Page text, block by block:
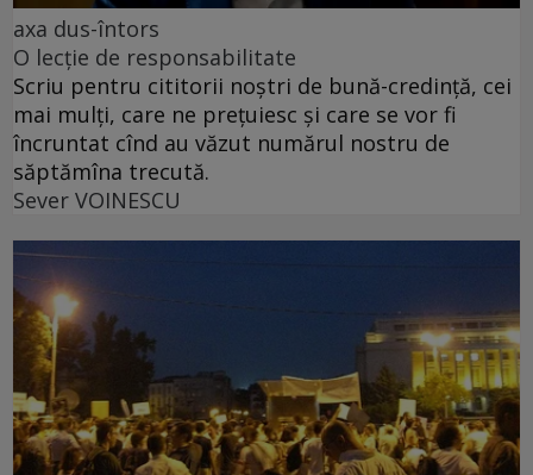
axa dus-întors
O lecție de responsabilitate
Scriu pentru cititorii noștri de bună-credință, cei
mai mulți, care ne prețuiesc și care se vor fi
încruntat cînd au văzut numărul nostru de
săptămîna trecută.
Sever VOINESCU